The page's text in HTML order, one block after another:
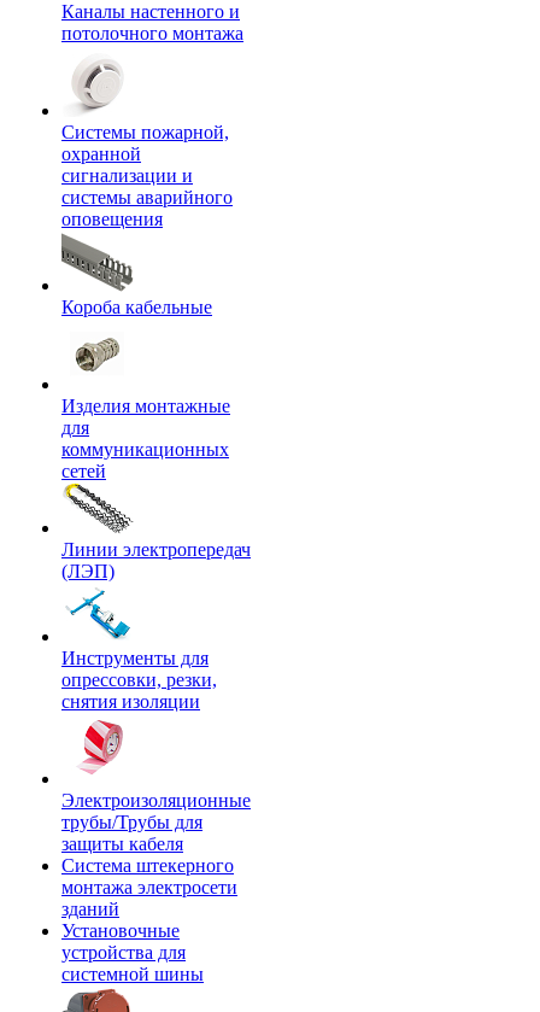
Каналы настенного и
потолочного монтажа
Системы пожарной,
охранной
сигнализации и
системы аварийного
оповещения
Короба кабельные
Изделия монтажные
для
коммуникационных
сетей
Линии электропередач
(ЛЭП)
Инструменты для
опрессовки, резки,
снятия изоляции
Электроизоляционные
трубы/Трубы для
защиты кабеля
Система штекерного
монтажа электросети
зданий
Установочные
устройства для
системной шины